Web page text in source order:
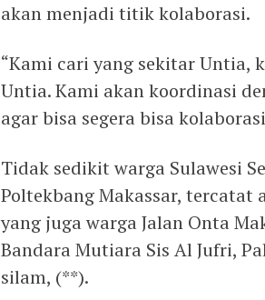
akan menjadi titik kolaborasi.
“Kami cari yang sekitar Untia,
Untia. Kami akan koordinasi
agar bisa segera bisa
Tidak sedikit warga Sulawesi
Poltekbang Makassar, tercatat
yang juga warga Jalan Onta
Bandara Mutiara Sis Al Jufri,
silam, (**).